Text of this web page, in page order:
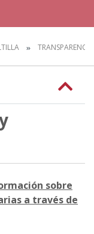
TRANSPARENCIA
sobre
a través de